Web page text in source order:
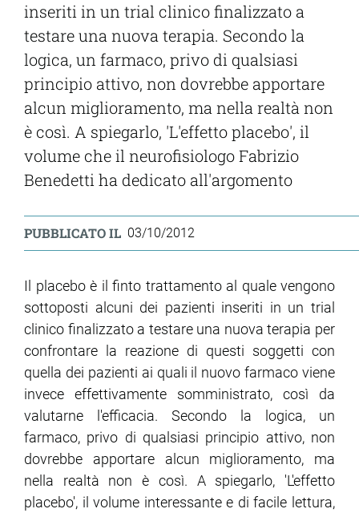
inseriti in un trial clinico finalizzato a
testare una nuova terapia. Secondo la
logica, un farmaco, privo di qualsiasi
principio attivo, non dovrebbe apportare
alcun miglioramento, ma nella realtà non
è così. A spiegarlo, 'L'effetto placebo', il
volume che il neurofisiologo Fabrizio
Benedetti ha dedicato all'argomento
PUBBLICATO IL 03/10/2012
Il placebo è il finto trattamento al quale vengono
sottoposti alcuni dei pazienti inseriti in un trial
clinico finalizzato a testare una nuova terapia per
confrontare la reazione di questi soggetti con
quella dei pazienti ai quali il nuovo farmaco viene
invece effettivamente somministrato, così da
valutarne l'efficacia. Secondo la logica, un
farmaco, privo di qualsiasi principio attivo, non
dovrebbe apportare alcun miglioramento, ma
nella realtà non è così. A spiegarlo, 'L'effetto
placebo', il volume interessante e di facile lettura,